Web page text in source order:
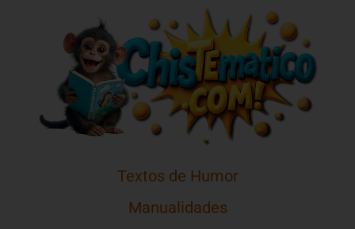
Textos de Humor
Manualidades